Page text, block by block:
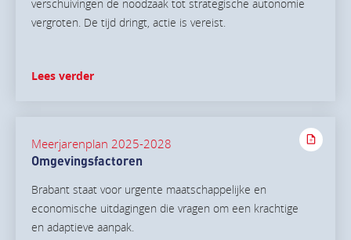
verschuivingen de noodzaak tot strategische autonomie
vergroten. De tijd dringt, actie is vereist.
Lees verder
Meerjarenplan 2025-2028
Omgevingsfactoren
Brabant staat voor urgente maatschappelijke en
economische uitdagingen die vragen om een krachtige
en adaptieve aanpak.